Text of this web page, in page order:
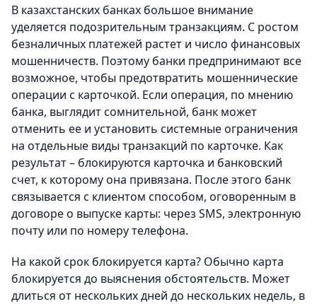
В казахстанских банках большое внимание
уделяется подозрительным транзакциям. С ростом
безналичных платежей растет и число финансовых
мошенничеств. Поэтому банки предпринимают все
возможное, чтобы предотвратить мошеннические
операции с карточкой. Если операция, по мнению
банка, выглядит сомнительной, банк может
отменить ее и установить системные ограничения
на отдельные виды транзакций по карточке. Как
результат – блокируются карточка и банковский
счет, к которому она привязана. После этого банк
связывается с клиентом способом, оговоренным в
договоре о выпуске карты: через SMS, электронную
почту или по номеру телефона.
На какой срок блокируется карта? Обычно карта
блокируется до выяснения обстоятельств. Может
длиться от нескольких дней до нескольких недель, в